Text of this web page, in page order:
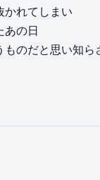
かれてしまい
あの日
のだと思い知ら